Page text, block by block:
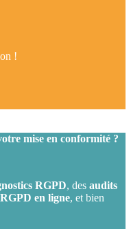
!
mise en conformité ?
RGPD, des audits
en ligne, et bien